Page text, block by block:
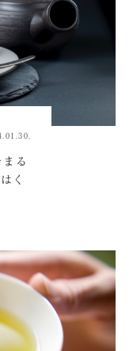
る
く